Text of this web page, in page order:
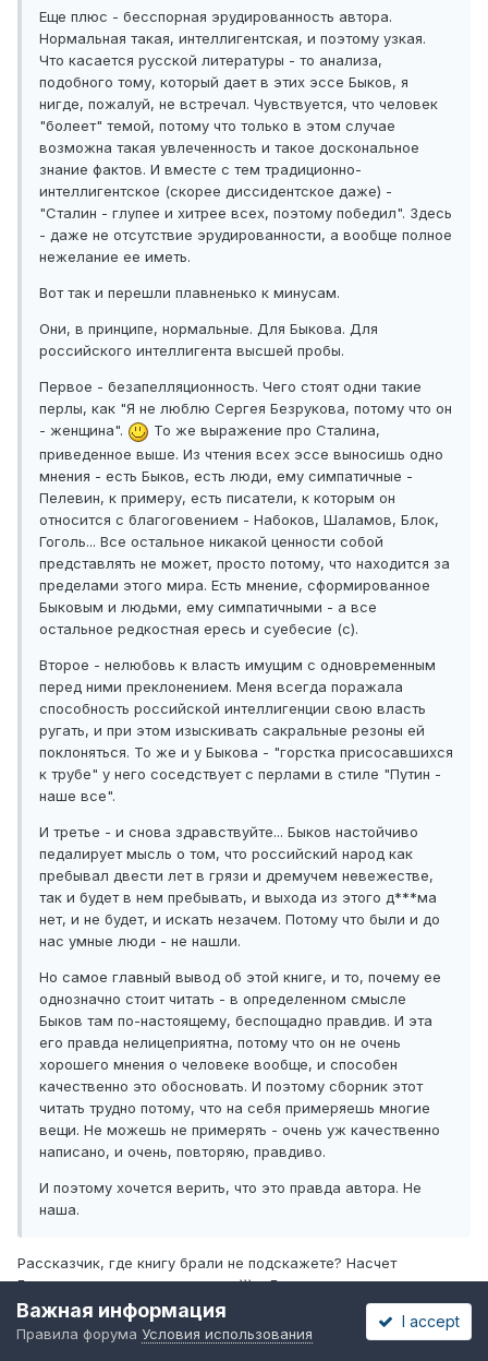
Еще плюс - бесспорная эрудированность автора.
Нормальная такая, интеллигентская, и поэтому узкая.
Что касается русской литературы - то анализа,
подобного тому, который дает в этих эссе Быков, я
нигде, пожалуй, не встречал. Чувствуется, что человек
"болеет" темой, потому что только в этом случае
возможна такая увлеченность и такое доскональное
знание фактов. И вместе с тем традиционно-
интеллигентское (скорее диссидентское даже) -
"Сталин - глупее и хитрее всех, поэтому победил". Здесь
- даже не отсутствие эрудированности, а вообще полное
нежелание ее иметь.
Вот так и перешли плавненько к минусам.
Они, в принципе, нормальные. Для Быкова. Для
российского интеллигента высшей пробы.
Первое - безапелляционность. Чего стоят одни такие
перлы, как "Я не люблю Сергея Безрукова, потому что он
- женщина".
То же выражение про Сталина,
приведенное выше. Из чтения всех эссе выносишь одно
мнения - есть Быков, есть люди, ему симпатичные -
Пелевин, к примеру, есть писатели, к которым он
относится с благоговением - Набоков, Шаламов, Блок,
Гоголь... Все остальное никакой ценности собой
представлять не может, просто потому, что находится за
пределами этого мира. Есть мнение, сформированное
Быковым и людьми, ему симпатичными - а все
остальное редкостная ересь и суебесие (с).
Второе - нелюбовь к власть имущим с одновременным
перед ними преклонением. Меня всегда поражала
способность российской интеллигенции свою власть
ругать, и при этом изыскивать сакральные резоны ей
поклоняться. То же и у Быкова - "горстка присосавшихся
к трубе" у него соседствует с перлами в стиле "Путин -
наше все".
И третье - и снова здравствуйте... Быков настойчиво
педалирует мысль о том, что российский народ как
пребывал двести лет в грязи и дремучем невежестве,
так и будет в нем пребывать, и выхода из этого д***ма
нет, и не будет, и искать незачем. Потому что были и до
нас умные люди - не нашли.
Но самое главный вывод об этой книге, и то, почему ее
однозначно стоит читать - в определенном смысле
Быков там по-настоящему, беспощадно правдив. И эта
его правда нелицеприятна, потому что он не очень
хорошего мнения о человеке вообще, и способен
качественно это обосновать. И поэтому сборник этот
читать трудно потому, что на себя примеряешь многие
вещи. Не можешь не примерять - очень уж качественно
написано, и очень, повторяю, правдиво.
И поэтому хочется верить, что это правда автора. Не
наша.
Рассказчик, где книгу брали не подскажете? Насчет
Безрукова - это ж надо как мы))) с Быковым во мнениях
совпадаем))) Точнее и не скажешь. Причем не просто
женщина, а женщина очень нервная.
Важная информация
Правила форума Условия использования
I accept